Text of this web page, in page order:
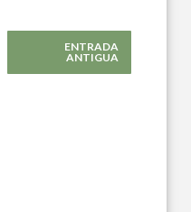
ENTRADA
ANTIGUA